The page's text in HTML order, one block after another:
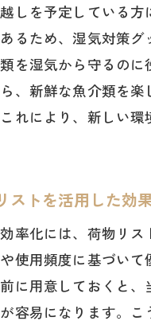
しを予定している
るため、湿気対策
を湿気から守るの
、新鮮な魚介類を
れにより、新しい
ストを活用した効
率化には、荷物リ
使用頻度に基づい
に用意しておくと
容易になります。